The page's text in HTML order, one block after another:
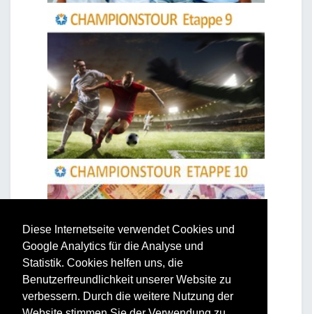
Diese Internetseite verwendet Cookies und
Google Analytics für die Analyse und
Statistik. Cookies helfen uns, die
Benutzerfreundlichkeit unserer Website zu
verbessern. Durch die weitere Nutzung der